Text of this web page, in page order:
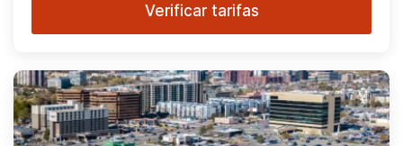
Verificar tarifas